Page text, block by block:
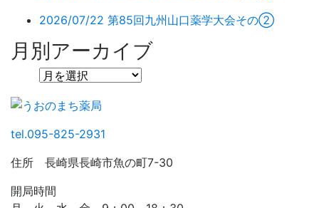
2026/07/22 第85回九州山口薬学大会その②
月別アーカイブ
tel.095-825-2931
住所 長崎県長崎市魚の町7-30
開局時間